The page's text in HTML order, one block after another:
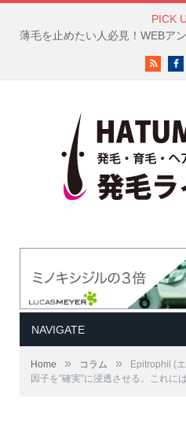
PICK
RSS
NAVIGATE
Home » コラム »
Epitrophil (
因子を”確実”に浸透させる。これに